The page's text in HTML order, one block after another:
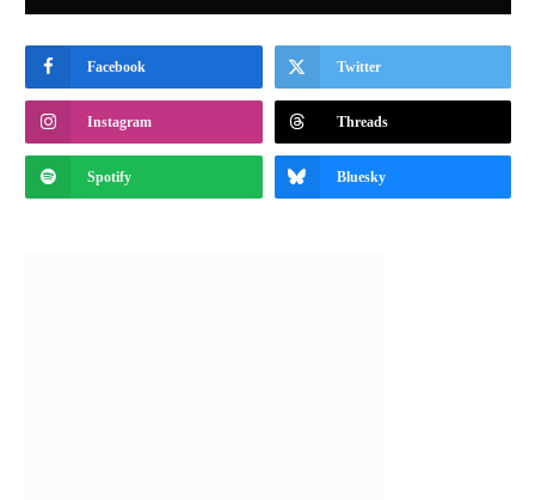
Facebook Twitter
Instagram Threads
Spotify Bluesky